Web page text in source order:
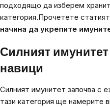
подходящо да изберем
категория.Прочетете
начина да укрепите
Силният
навици
Силният имунитет започва с
тази категория ще намерите